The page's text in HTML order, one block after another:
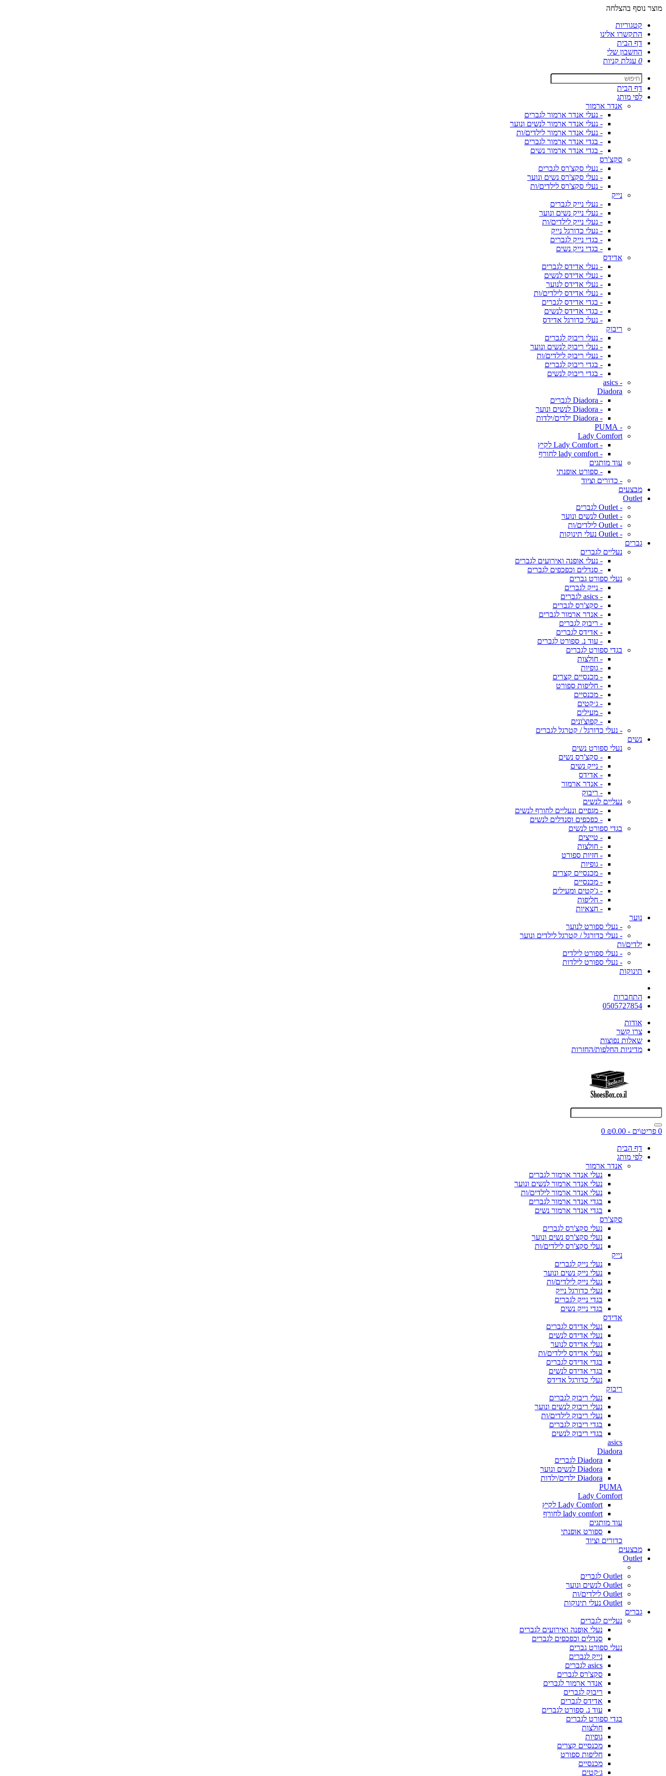
מוצר נוסף בהצלחה
קטגוריות
התקשרו אלינו
דף הבית
החשבון שלי
0 עגלת קניות
דף הבית
לפי מותג
אנדר ארמור
- נעלי אנדר ארמור לגברים
- נעלי אנדר ארמור לנשים ונוער
- נעלי אנדר ארמור לילדים/ות
- בגדי אנדר ארמור לגברים
- בגדי אנדר ארמור נשים
סקצ'רס
- נעלי סקצ'רס לגברים
- נעלי סקצ'רס נשים ונוער
- נעלי סקצ'רס לילדים/ות
נייק
- נעלי נייק לגברים
- נעלי נייק נשים ונוער
- נעלי נייק לילדים/ות
- נעלי כדורגל נייק
- בגדי נייק לגברים
- בגדי נייק נשים
אדידס
- נעלי אדידס לגברים
- נעלי אדידס לנשים
- נעלי אדידס לנוער
- נעלי אדידס לילדים/ות
- בגדי אדידס לגברים
- בגדי אדידס לנשים
- נעלי כדורגל אדידס
ריבוק
- נעלי ריבוק לגברים
- נעלי ריבוק לנשים ונוער
- נעלי ריבוק לילדים/ות
- בגדי ריבוק לגברים
- בגדי ריבוק לנשים
- asics
Diadora
- Diadora לגברים
- Diadora לנשים ונוער
- Diadora ילדים/ילדות
- PUMA
Lady Comfort
- Lady Comfort לקיץ
- lady comfort לחורף
עוד מותגים
- ספורט אופנתי
- כדורים וציוד
מבצעים
Outlet
- Outlet לגברים
- Outlet לנשים ונוער
- Outlet לילדים/ות
- Outlet נעלי תינוקות
גברים
נעליים לגברים
- נעלי אופנה ואירועים לגברים
- סנדלים וכפכפים לגברים
נעלי ספורט גברים
- נייק לגברים
- asics לגברים
- סקצ'רס לגברים
- אנדר ארמור לגברים
- ריבוק לגברים
- אדידס לגברים
- עוד נ. ספורט לגברים
בגדי ספורט לגברים
- חולצות
- גופיות
- מכנסיים קצרים
- חליפות ספורט
- מכנסיים
- ג׳קטים
- מעילים
- קפוצ'ונים
- נעלי כדורגל / קטרגל לגברים
נשים
נעלי ספורט נשים
- סקצ'רס נשים
- נייק נשים
- אדידס
- אנדר ארמור
- ריבוק
נעליים לנשים
- מגפיים ונעליים לחורף לנשים
- כפכפים וסנדלים לנשים
בגדי ספורט לנשים
- טייצים
- חולצות
- חזיות ספורט
- גופיות
- מכנסיים קצרים
- מכנסיים
- ג'קטים ומעילים
- חליפות
- חצאיות
נוער
- נעלי ספורט לנוער
- נעלי כדורגל / קטרגל לילדים ונוער
ילדים/ות
- נעלי ספורט לילדים
- נעלי ספורט לילדות
תינוקות
התחברות
0505727854
אודות
צרו קשר
שאלות נפוצות
מדיניות החלפות/החזרות
0 פריט\ים - ₪0.00
0
דף הבית
לפי מותג
אנדר ארמור
נעלי אנדר ארמור לגברים
נעלי אנדר ארמור לנשים ונוער
נעלי אנדר ארמור לילדים/ות
בגדי אנדר ארמור לגברים
בגדי אנדר ארמור נשים
סקצ'רס
נעלי סקצ'רס לגברים
נעלי סקצ'רס נשים ונוער
נעלי סקצ'רס לילדים/ות
נייק
נעלי נייק לגברים
נעלי נייק נשים ונוער
נעלי נייק לילדים/ות
נעלי כדורגל נייק
בגדי נייק לגברים
בגדי נייק נשים
אדידס
נעלי אדידס לגברים
נעלי אדידס לנשים
נעלי אדידס לנוער
נעלי אדידס לילדים/ות
בגדי אדידס לגברים
בגדי אדידס לנשים
נעלי כדורגל אדידס
ריבוק
נעלי ריבוק לגברים
נעלי ריבוק לנשים ונוער
נעלי ריבוק לילדים/ות
בגדי ריבוק לגברים
בגדי ריבוק לנשים
asics
Diadora
Diadora לגברים
Diadora לנשים ונוער
Diadora ילדים/ילדות
PUMA
Lady Comfort
Lady Comfort לקיץ
lady comfort לחורף
עוד מותגים
ספורט אופנתי
כדורים וציוד
מבצעים
Outlet
Outlet לגברים
Outlet לנשים ונוער
Outlet לילדים/ות
Outlet נעלי תינוקות
גברים
נעליים לגברים
נעלי אופנה ואירועים לגברים
סנדלים וכפכפים לגברים
נעלי ספורט גברים
נייק לגברים
asics לגברים
סקצ'רס לגברים
אנדר ארמור לגברים
ריבוק לגברים
אדידס לגברים
עוד נ. ספורט לגברים
בגדי ספורט לגברים
חולצות
גופיות
מכנסיים קצרים
חליפות ספורט
מכנסיים
ג׳קטים